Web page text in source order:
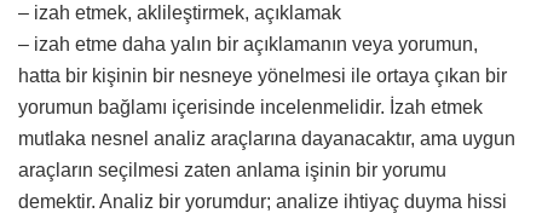
– izah etmek, aklileştirmek, açıklamak
– izah etme daha yalın bir açıklamanın veya yorumun,
hatta bir kişinin bir nesneye yönelmesi ile ortaya çıkan bir
yorumun bağlamı içerisinde incelenmelidir. İzah etmek
mutlaka nesnel analiz araçlarına dayanacaktır, ama uygun
araçların seçilmesi zaten anlama işinin bir yorumu
demektir. Analiz bir yorumdur; analize ihtiyaç duyma hissi